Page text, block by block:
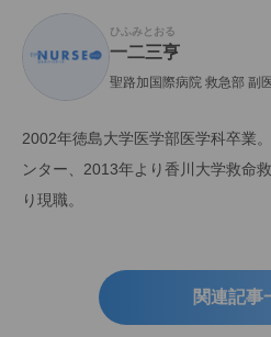
ひふみとおる
一二三亨
聖路加国際病院 救急部 副
2002年徳島大学医学部医学科卒業
ンター、2013年より香川大学救命
り現職。
関連記事